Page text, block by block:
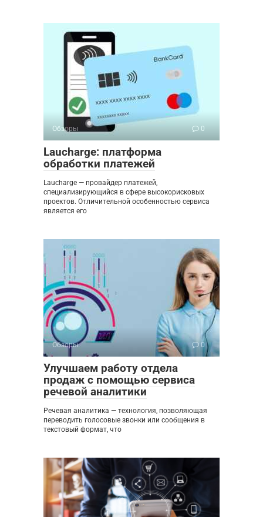
Обзоры 0
Laucharge: платформа
обработки платежей
Laucharge — провайдер платежей,
специализирующийся в сфере высокорисковых
проектов. Отличительной особенностью сервиса
является его
Обзоры 0
Улучшаем работу отдела
продаж с помощью сервиса
речевой аналитики
Речевая аналитика — технология, позволяющая
переводить голосовые звонки или сообщения в
текстовый формат, что